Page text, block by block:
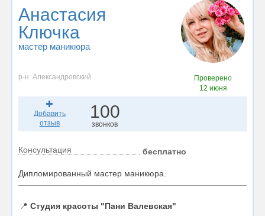
Анастасия
Ключка
мастер маникюра
р-н. Александровский
Проверено
12 июня
Добавить
отзыв
100
звонков
Консультация бесплатно
Дипломированный мастер маникюра.
📍 Студия красоты "Пани Валевская"